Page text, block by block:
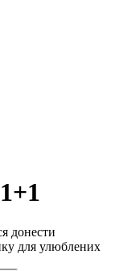
донести
для улюблених